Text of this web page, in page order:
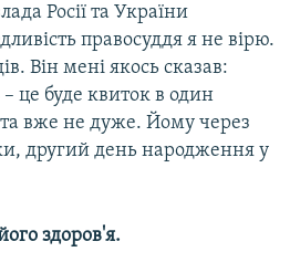
Росії та України
правосуддя я не вірю.
Він мені якось сказав:
це буде квиток в один
вже не дуже. Йому через
другий день народження у
здоров'я.